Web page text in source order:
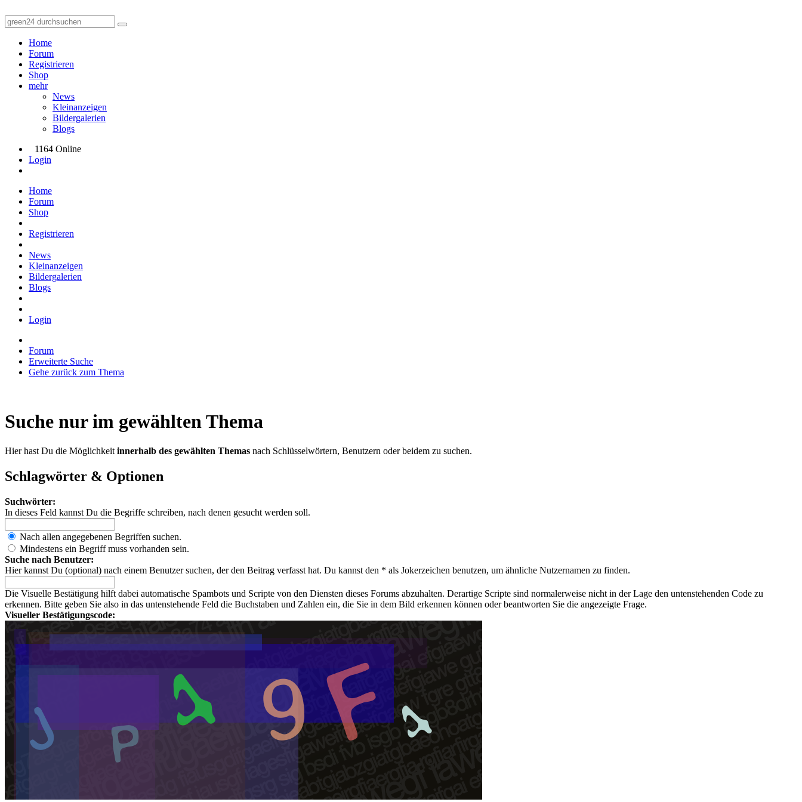
Home
Forum
Registrieren
Shop
mehr
News
Kleinanzeigen
Bildergalerien
Blogs
1164 Online
Login
Home
Forum
Shop
Registrieren
News
Kleinanzeigen
Bildergalerien
Blogs
Login
Forum
Erweiterte Suche
Gehe zurück zum Thema
Suche nur im gewählten Thema
Hier hast Du die Möglichkeit innerhalb des gewählten Themas nach Schlüsselwörtern, Benutzern oder beidem zu suchen.
Schlagwörter & Optionen
Suchwörter:
In dieses Feld kannst Du die Begriffe schreiben, nach denen gesucht werden soll.
Nach allen angegebenen Begriffen suchen.
Mindestens ein Begriff muss vorhanden sein.
Suche nach Benutzer:
Hier kannst Du (optional) nach einem Benutzer suchen, der den Beitrag verfasst hat. Du kannst den * als Jokerzeichen benutzen, um ähnliche Nutzernamen zu finden.
Die Visuelle Bestätigung hilft dabei automatische Spambots und Scripte von den Diensten dieses Forums abzuhalten. Derartige Scripte sind normalerweise nicht in der Lage den untenstehenden Code zu
erkennen. Bitte geben Sie also in das untenstehende Feld die Buchstaben und Zahlen ein, die Sie in dem Bild erkennen können oder beantworten Sie die angezeigte Frage.
Visueller Bestätigungscode: